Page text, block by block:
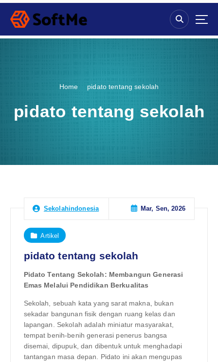
S
p
Home pidato tentang sekolah
pidato tentang sekolah
Sekolahindonesia Mar, Sen, 2026
Artikel
pidato tentang sekolah
Pidato Tentang Sekolah: Membangun Generasi
Emas Melalui Pendidikan Berkualitas
Sekolah, sebuah kata yang sarat makna, bukan
sekadar bangunan fisik dengan ruang kelas dan
lapangan. Sekolah adalah miniatur masyarakat,
tempat benih-benih generasi penerus bangsa
disemai, dipupuk, dan dibentuk untuk menghadapi
tantangan masa depan. Pidato ini akan mengupas